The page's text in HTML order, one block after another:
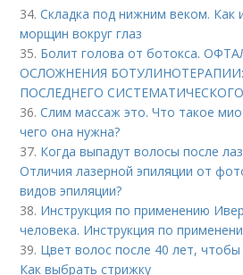
34.Складка под нижним веком. Как
морщин вокруг глаз
35. Болит голова от ботокса.
ОСЛОЖНЕНИЯ
ПОСЛЕДНЕГО
36.Слим массаж это. Что такое
чего она нужна?
37. Когда выпадут волосы после
Отличия лазерной эпиляции от
видов эпиляции?
38. Инструкция по применению
человека. Инструкция по
39. Цвет волос после 40 лет,
Как выбрать стрижку